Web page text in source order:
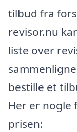
tilbud fra
revisor.nu
liste over
bestille et
Her er nogle
prisen: